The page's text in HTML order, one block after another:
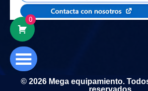
0
© 2026 Mega equipamiento.
reservados.